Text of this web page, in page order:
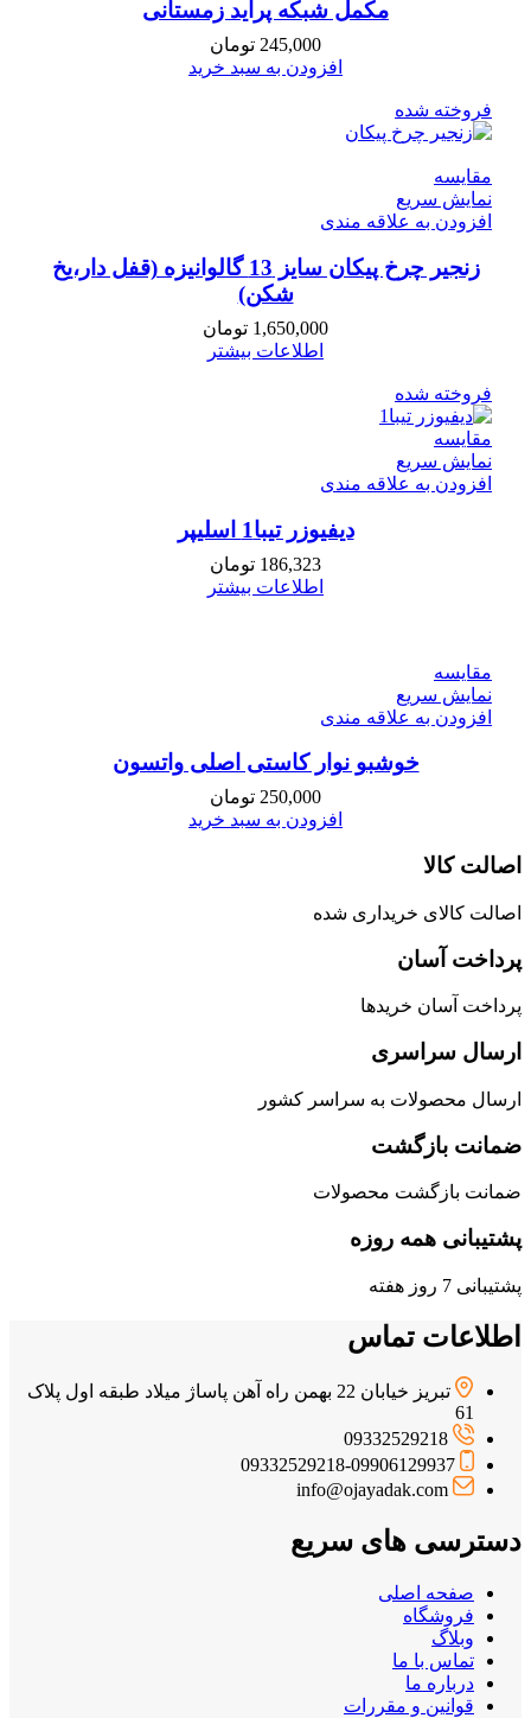
مکمل شبکه پراید زمستانی
245,000 تومان
افزودن به سبد خرید
فروخته شده
مقايسه
نمایش سریع
افزودن به علاقه مندی
زنجیر چرخ پیکان سایز 13 گالوانیزه (قفل دار،یخ
شکن)
1,650,000 تومان
اطلاعات بیشتر
فروخته شده
مقايسه
نمایش سریع
افزودن به علاقه مندی
دیفیوزر تیبا1 اسلیپر
186,323 تومان
اطلاعات بیشتر
مقايسه
نمایش سریع
افزودن به علاقه مندی
خوشبو نوار کاستی اصلی واتسون
250,000 تومان
افزودن به سبد خرید
اصالت کالا
اصالت کالای خریداری شده
پرداخت آسان
پرداخت آسان خریدها
ارسال سراسری
ارسال محصولات به سراسر کشور
ضمانت بازگشت
ضمانت بازگشت محصولات
پشتیبانی همه روزه
پشتیبانی 7 روز هفته
اطلاعات تماس
تبریز خیابان 22 بهمن راه آهن پاساژ میلاد طبقه اول پلاک
61
09332529218
09332529218-09906129937
info@ojayadak.com
دسترسی های سریع
صفحه اصلی
فروشگاه
وبلاگ
تماس با ما
درباره ما
قوانین و مقررات